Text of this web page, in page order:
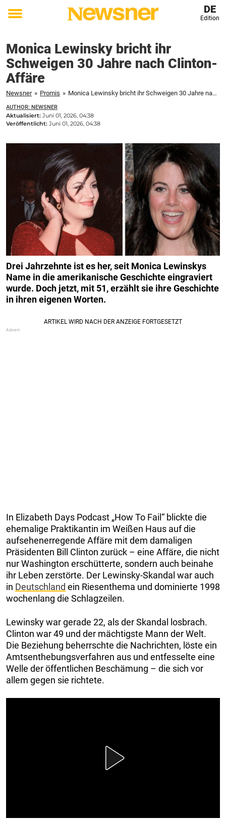
Toggle
DE
Edition
Monica Lewinsky bricht ihr
Schweigen 30 Jahre nach Clinton-
Affäre
Newsner » Promis » Monica Lewinsky bricht ihr Schweigen 30 Jahre nach Clinton-Affäre
AUTHOR: NEWSNER
Aktualisiert: Juni 01, 2026, 04:38
Veröffentlicht: Juni 01, 2026, 04:38
Drei Jahrzehnte ist es her, seit Monica Lewinskys
Name in die amerikanische Geschichte eingraviert
wurde. Doch jetzt, mit 51, erzählt sie ihre Geschichte
in ihren eigenen Worten.
In Elizabeth Days Podcast „How To Fail“ blickte die
ehemalige Praktikantin im Weißen Haus auf die
aufsehenerregende Affäre mit dem damaligen
Präsidenten Bill Clinton zurück – eine Affäre, die nicht
nur Washington erschütterte, sondern auch beinahe
ihr Leben zerstörte. Der Lewinsky-Skandal war auch
in Deutschland ein Riesenthema und dominierte 1998
wochenlang die Schlagzeilen.
Lewinsky war gerade 22, als der Skandal losbrach.
Clinton war 49 und der mächtigste Mann der Welt.
Die Beziehung beherrschte die Nachrichten, löste ein
Amtsenthebungsverfahren aus und entfesselte eine
Welle der öffentlichen Beschämung – die sich vor
allem gegen sie richtete.